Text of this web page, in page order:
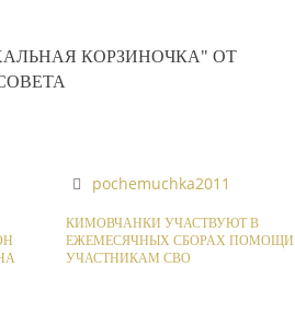
КОРЗИНОЧКА" ОТ
pochemuchka2011
КИМОВЧАНКИ УЧАСТВУЮТ В
ЕЖЕМЕСЯЧНЫХ СБОРАХ ПОМОЩИ
УЧАСТНИКАМ СВО